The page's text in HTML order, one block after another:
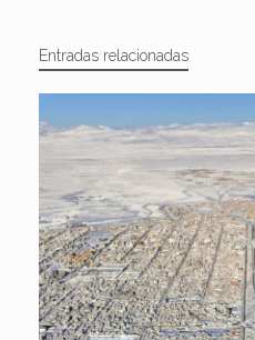
Entradas relacionadas